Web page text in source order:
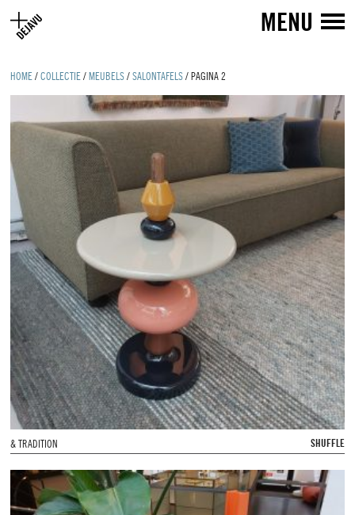
MENU
HOME /COLLECTIE / MEUBELS /SALONTAFELS / PAGINA 2
& TRADITION SHUFFLE